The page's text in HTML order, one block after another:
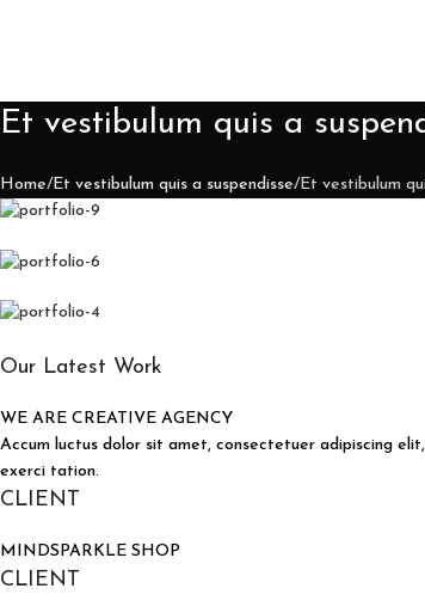
Et vestibulum quis a
Home Et vestibulum quis a suspendisse Et vestibulum
Our Latest Work
WE ARE CREATIVE AGENCY
Accum luctus dolor sit amet, consectetuer adipiscing
exerci tation.
CLIENT
MINDSPARKLE SHOP
CLIENT